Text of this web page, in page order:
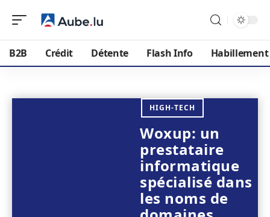
B2B Crédit Détente Flash Info Habillement
HIGH-TECH
Woxup: un
prestataire
informatique
spécialisé dans
les noms de